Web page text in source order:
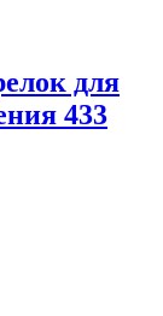
для
433